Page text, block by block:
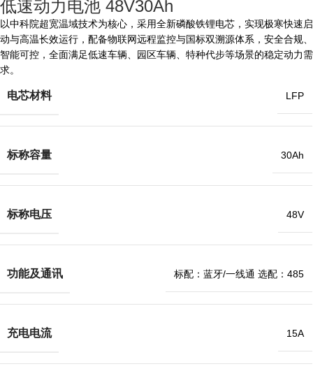
低速动力电池 48V30Ah
以中科院超宽温域技术为核心，采用全新磷酸铁锂电芯，实现极寒快速启
动与高温长效运行，配备物联网远程监控与国标双溯源体系，安全合规、
智能可控，全面满足低速车辆、园区车辆、特种代步等场景的稳定动力需
求。
电芯材料 LFP
标称容量 30Ah
标称电压 48V
功能及通讯 标配：蓝牙/一线通 选配：485
充电电流 15A